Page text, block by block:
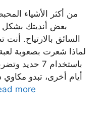
من أكثر الأشياء
بعض أنديتك بشكل
السائق بالارتياح.
لماذا شعرت بصعوبة
باستخدام 7
أيام أخرى، تبدو
more